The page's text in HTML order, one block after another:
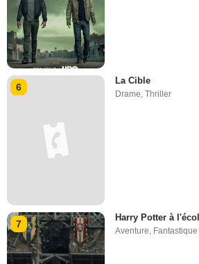
6
La Cible
Drame,Thriller
7
Harry Potter à
Aventure, Fantastique